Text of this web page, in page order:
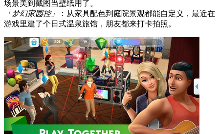
场景美到截图当壁纸用了。
「梦幻家园控」
：从家具配色到庭院景观都能自定义，最近在
游戏里建了个日式温泉旅馆，朋友都来打卡拍照。